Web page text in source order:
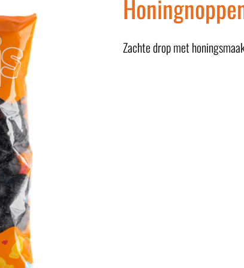
Zachte drop met